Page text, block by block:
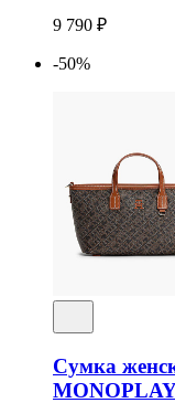
9 790 ₽
-50%
Сумка